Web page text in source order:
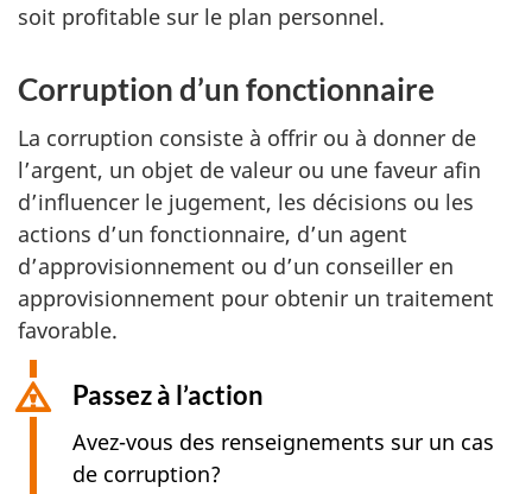
soit profitable sur le plan personnel.
Corruption d’un fonctionnaire
La corruption consiste à offrir ou à donner de
l’argent, un objet de valeur ou une faveur afin
d’influencer le jugement, les décisions ou les
actions d’un fonctionnaire, d’un agent
d’approvisionnement ou d’un conseiller en
approvisionnement pour obtenir un traitement
favorable.
Passez à l’action
Avez-vous des renseignements sur un cas
de corruption?